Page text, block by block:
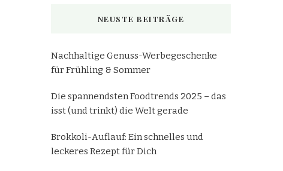
NEUSTE BEITRÄGE
Nachhaltige Genuss-Werbegeschenke
für Frühling & Sommer
Die spannendsten Foodtrends 2025 – das
isst (und trinkt) die Welt gerade
Brokkoli-Auflauf: Ein schnelles und
leckeres Rezept für Dich